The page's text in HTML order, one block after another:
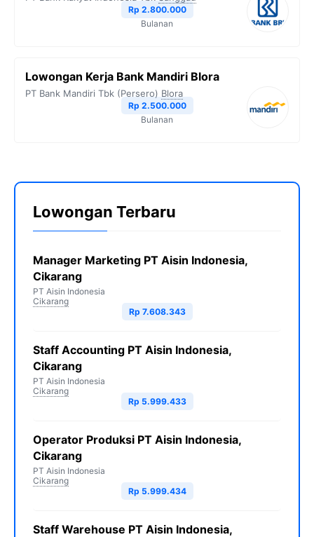
Rp 2.800.000
Bulanan
Lowongan Kerja Bank Mandiri Blora
PT Bank Mandiri Tbk (Persero) Blora
Rp 2.500.000
Bulanan
Lowongan Terbaru
Manager Marketing PT Aisin Indonesia,
Cikarang
PT Aisin Indonesia
Cikarang
Rp 7.608.343
Staff Accounting PT Aisin Indonesia,
Cikarang
PT Aisin Indonesia
Cikarang
Rp 5.999.433
Operator Produksi PT Aisin Indonesia,
Cikarang
PT Aisin Indonesia
Cikarang
Rp 5.999.434
Staff Warehouse PT Aisin Indonesia,